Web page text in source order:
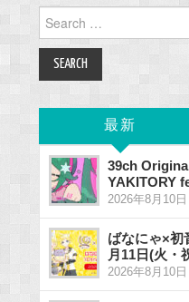
Search
for:
最新
39ch
YAKITORY
2026年8月10
ばなにゃ×
月11日(火・
2026年8月10